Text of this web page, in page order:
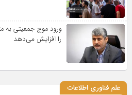
ورود موج جمعیتی به
را افزایش می‌دهد
علم فناوری اطلاعات